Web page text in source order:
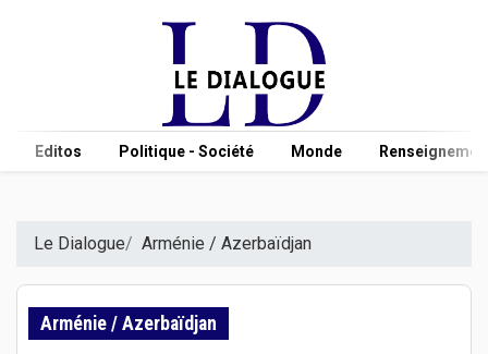
Editos Politique - Société Monde
Le Dialogue Arménie / Azerbaïdjan
Arménie / Azerbaïdjan